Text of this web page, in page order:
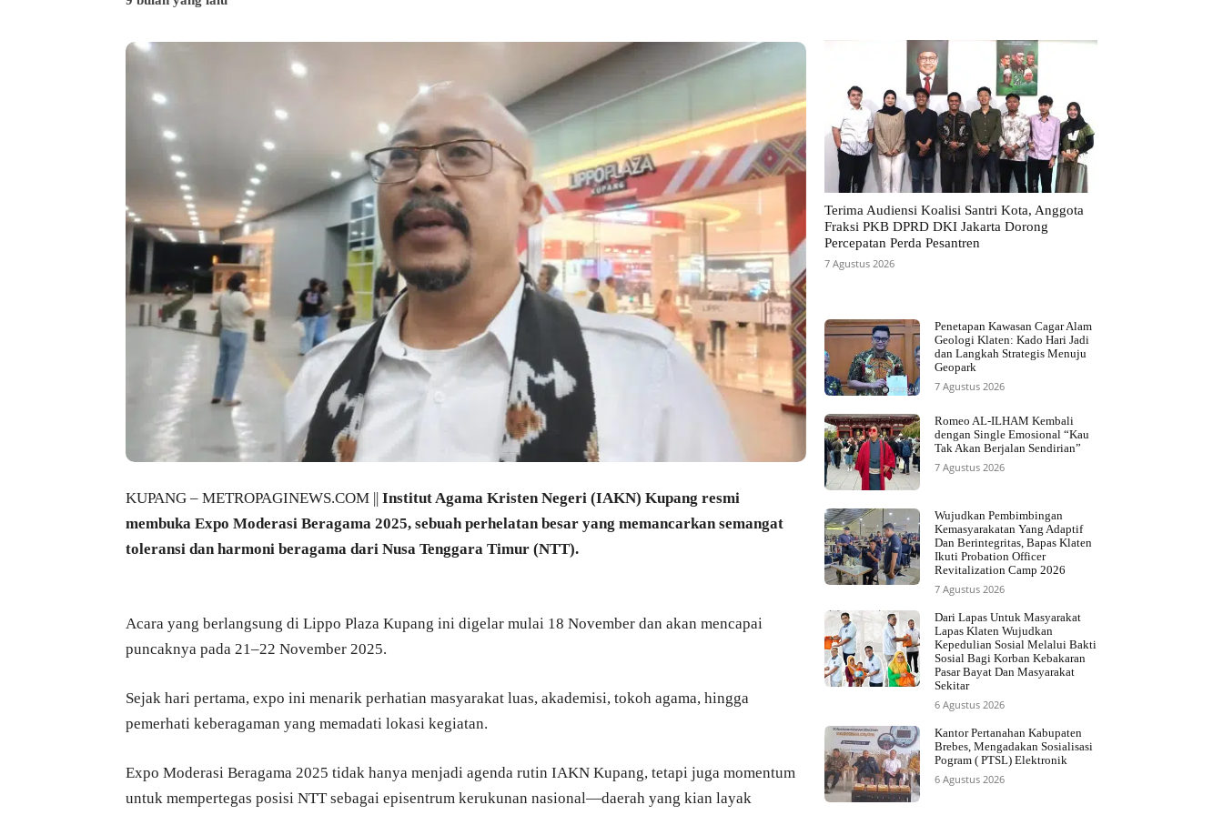
KUPANG – METROPAGINEWS.COM || Institut Agama Kristen Negeri (IAKN) Kupang resmi
membuka Expo Moderasi Beragama 2025, sebuah perhelatan besar yang memancarkan semangat
toleransi dan harmoni beragama dari Nusa Tenggara Timur (NTT).
Acara yang berlangsung di Lippo Plaza Kupang ini digelar mulai 18 November dan akan mencapai
puncaknya pada 21–22 November 2025.
Sejak hari pertama, expo ini menarik perhatian masyarakat luas, akademisi, tokoh agama, hingga
pemerhati keberagaman yang memadati lokasi kegiatan.
Expo Moderasi Beragama 2025 tidak hanya menjadi agenda rutin IAKN Kupang, tetapi juga momentum
untuk mempertegas posisi NTT sebagai episentrum kerukunan nasional—daerah yang kian layak
Terima Audiensi Koalisi Santri Kota, Anggota
Fraksi PKB DPRD DKI Jakarta Dorong
Percepatan Perda Pesantren
7 Agustus 2026
Penetapan Kawasan Cagar Alam
Geologi Klaten: Kado Hari Jadi
dan Langkah Strategis Menuju
Geopark
7 Agustus 2026
Romeo AL-ILHAM Kembali
dengan Single Emosional “Kau
Tak Akan Berjalan Sendirian”
7 Agustus 2026
Wujudkan Pembimbingan
Kemasyarakatan Yang Adaptif
Dan Berintegritas, Bapas Klaten
Ikuti Probation Officer
Revitalization Camp 2026
7 Agustus 2026
Dari Lapas Untuk Masyarakat
Lapas Klaten Wujudkan
Kepedulian Sosial Melalui Bakti
Sosial Bagi Korban Kebakaran
Pasar Bayat Dan Masyarakat
Sekitar
6 Agustus 2026
Kantor Pertanahan Kabupaten
Brebes, Mengadakan Sosialisasi
Pogram ( PTSL) Elektronik
6 Agustus 2026